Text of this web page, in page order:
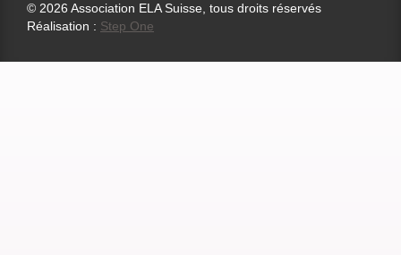
© 2026 Association ELA Suisse, tous droits réservés
Réalisation : Step One